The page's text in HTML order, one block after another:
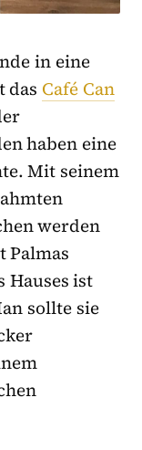
in eine
das Café Can
haben eine
Mit seinem
werden
Palmas
Hauses ist
sollte sie